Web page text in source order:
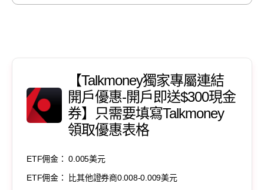
【Talkmoney獨家專屬連結
開戶優惠-開戶即送$300現金
券】只需要填寫Talkmoney
領取優惠表格
ETF佣金： 0.005美元
ETF佣金： 比其他證券商0.008-0.009美元